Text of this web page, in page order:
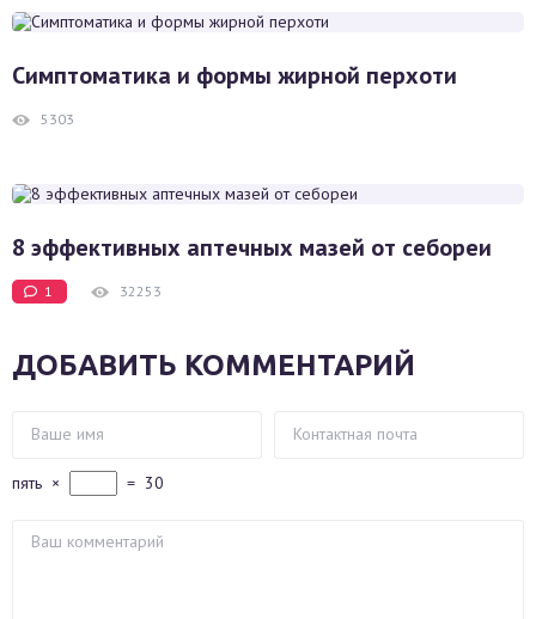
Симптоматика и формы жирной перхоти
5303
8 эффективных аптечных мазей от себореи
1 32253
ДОБАВИТЬ КОММЕНТАРИЙ
пять × = 30